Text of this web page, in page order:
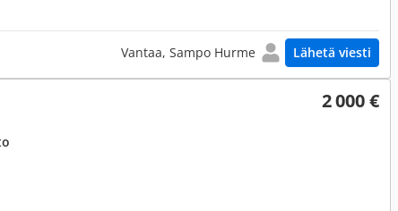
Vantaa, Sampo Hurme Lähetä viesti
2 000 €